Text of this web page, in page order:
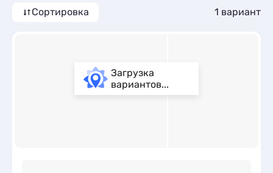
Сортировка 1 вариант
Загрузка
вариантов...